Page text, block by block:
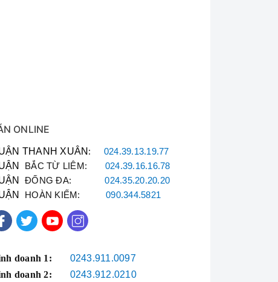
điều hòa mini,
đủ.
tháng.
ONLINE
THANH XUÂN : 024.39.13.19.77
BẮC TỪ LIÊM: 024.39.16.16.78
ĐỐNG ĐA:024.35.20.20.20
HOÀN KIẾM:090.344.5821
doanh 1:
0243.911.0097
doanh 2:
0243.912.0210